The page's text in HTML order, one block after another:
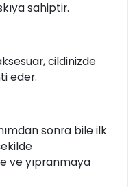
sahiptir.
cildinizde
eder.
sonra bile ilk
ve yıpranmaya